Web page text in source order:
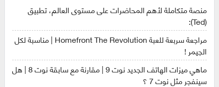
منصة متكاملة لأهم المحاضرات على مستوى العالم، تطبيق
(Ted):
مراجعة سربعة للعبة Homefront The Revolution | مناسبة لكل
الجيمر !
ماهي ميزات الهاتف الجديد نوت 9 | مقارنة مع سابقة نوت 8 | هل
سينفجر مثل نوت 7 ؟